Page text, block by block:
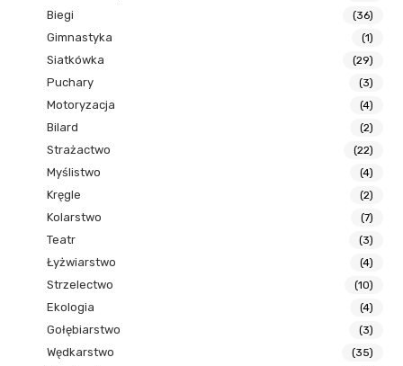
Biegi (36)
Gimnastyka (1)
Siatkówka (29)
Puchary (3)
Motoryzacja (4)
Bilard (2)
Strażactwo (22)
Myślistwo (4)
Kręgle (2)
Kolarstwo (7)
Teatr (3)
Łyżwiarstwo (4)
Strzelectwo (10)
Ekologia (4)
Gołębiarstwo (3)
Wędkarstwo (35)